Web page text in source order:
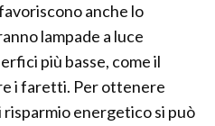
anche lo
lampade a luce
più basse, come il
i faretti. Per ottenere
energetico si può